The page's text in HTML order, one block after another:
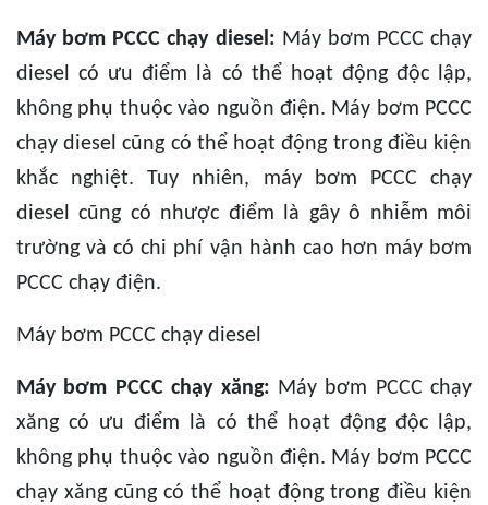
Máy bơm PCCC chạy diesel: Máy bơm PCCC chạy
diesel có ưu điểm là có thể hoạt động độc lập,
không phụ thuộc vào nguồn điện. Máy bơm PCCC
chạy diesel cũng có thể hoạt động trong điều kiện
khắc nghiệt. Tuy nhiên, máy bơm PCCC chạy
diesel cũng có nhược điểm là gây ô nhiễm môi
trường và có chi phí vận hành cao hơn máy bơm
PCCC chạy điện.
Máy bơm PCCC chạy diesel
Máy bơm PCCC chạy xăng: Máy bơm PCCC chạy
xăng có ưu điểm là có thể hoạt động độc lập,
không phụ thuộc vào nguồn điện. Máy bơm PCCC
chạy xăng cũng có thể hoạt động trong điều kiện